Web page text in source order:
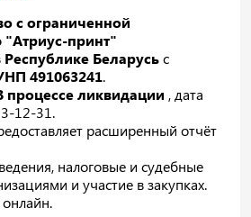
с ограниченной
"Атриус-принт"
Республике Беларусьс
491063241.
процессе ликвидации , дата
12-31.
расширенный отчёт
налоговые и судебные
и участие в закупках.